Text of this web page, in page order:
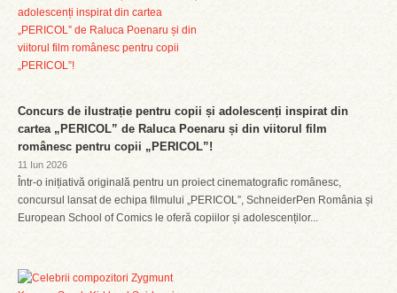
Concurs de ilustrație pentru copii și adolescenți inspirat din
cartea „PERICOL” de Raluca Poenaru și din viitorul film
românesc pentru copii „PERICOL”!
11 Iun 2026
Într-o inițiativă originală pentru un proiect cinematografic românesc,
concursul lansat de echipa filmului „PERICOL”, SchneiderPen România și
European School of Comics le oferă copiilor și adolescenților...